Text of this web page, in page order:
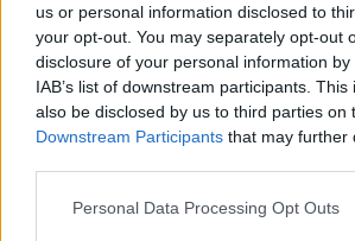
us or personal information disclosed to
your opt-out. You may separately opt-out
disclosure of your personal information
IAB’s list of downstream participants.
also be disclosed by us to third parties on
Downstream Participants that may further
Personal Data Processing Opt Outs
ΣΤΑΣΥ: 29,4 χλμ. νέων
σιδηροτροχιών στο Μετρό της
Αθήνας - Στο τελικό στάδιο το
μεγαλύτερο έργο αναβάθμισης
Τ.
νέο
την
Η Chery επενδύει 75 εκατ. δολάρια στην KG